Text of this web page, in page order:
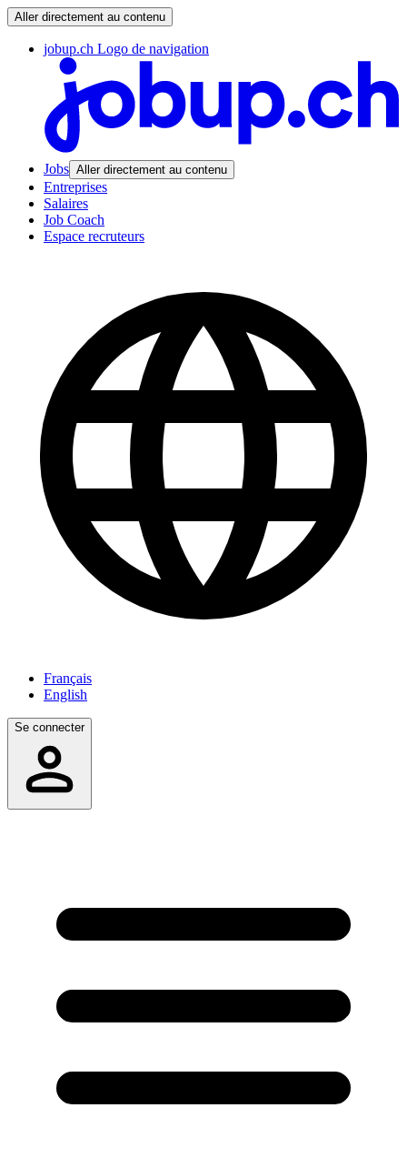
Aller directement au contenu
jobup.ch Logo de navigation
Jobs Aller directement au contenu
Entreprises
Salaires
Job Coach
Espace recruteurs
Français
English
Se connecter